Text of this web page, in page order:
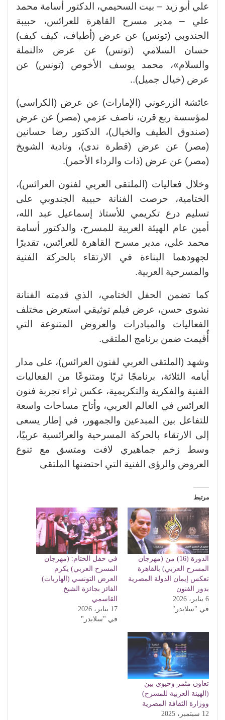
علي أبو زيد – بيت السحيمي، الدكتور أسامة محمد
علي – مدير مسرح القاهرة للعرائس، حبيبة
الجندوبي (تونس) عن عرض (أطياف، كيف كيف)
حسان السلامي (تونس) عن عرض «النملة
والسلام»، محمد يوسف الأخوص (تونس) عن
عرض (خيال جميل)..
عائشة الزرعوني (الإمارات) عن عرض (الكراسي)
لمؤسسة ربع قرن، ناصف عزمي (مصر) عن عرض
(صندوق الطيف والخيال)، الدكتور رضا حسانين
(مصر) عن عرض (قطرة ندى)، ونادية الشويخ
(مصر) عن عرض (ذات والرداء الأحمر).
وخلال فعاليات (الملتقى العربي لفنون العرائس)،
الختامية، حرصت الفنانة حبيبة الجندوبي على
تسليم درع تكريمي للأستاذ إسماعيل عبد الله،
أمين عام الهيئة العربية للمسرح، والدكتور أسامة
محمد علي، مدير مسرح القاهرة للعرائس، تقديرًا
لجهودهما البناءة في الارتقاء بالحركة الفنية
والمسرحية العربية.
كما تضمن الحفل الختامي، الذي قدمته الفنانة
نشوى حسن، عرض فيلم توثيقي استعرض مختلف
الفعاليات والمبادرات والعروض المتنوعة التي
أُقيمت ضمن برنامج الملتقى.
وشهد (الملتقى العربي لفنون العرائس)، على مدار
أيامه الثلاثة، برنامجًا ثريًا ومتنوعًا من الفعاليات
الفنية والفكرية والتكريمية، عكس ثراء تجربة فنون
العرائس في العالم العربي، وأتاح مساحات واسعة
للتفاعل بين المبدعين والجمهور، في إطار يسعى
إلى الارتقاء بالحركة المسرحية والعرائسية عربيًا،
وسط زخم جماهيري لافت ومتسق مع تنوع
العروض والرؤى الفنية التي احتضنها الملتقى
مرتبط
الدورة (16) من (مهرجان
المسرح العربي) بالقاهرة
تعكس إيمان الدولة المصرية
بدور الفنون
6 يناير، 2026
في "سلايدر"
في حفل الختام: (مهرجان
المسرح العربي) يكرم
العرض التونسي (الهاربات)
الفائز بجائزة الشيخ
القاسمي
17 يناير، 2026
في "سلايدر"
تعاون مثمر وحيوي بين
(الهيئة العربية للمسرح)
ووزارة الثقافة المصرية
12 سبتمبر، 2025